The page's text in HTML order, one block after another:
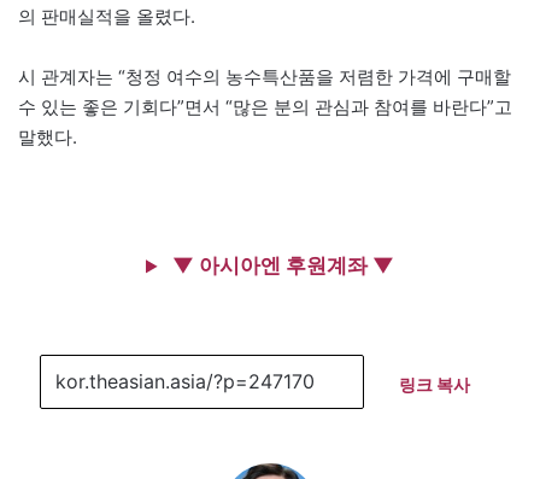
의 판매실적을 올렸다.
시 관계자는 “청정 여수의 농수특산품을 저렴한 가격에 구매할
수 있는 좋은 기회다”면서 “많은 분의 관심과 참여를 바란다”고
말했다.
▼ 아시아엔 후원계좌 ▼
링크 복사